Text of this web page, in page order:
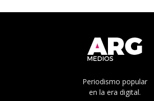
Periodismo popular
en la era digital.